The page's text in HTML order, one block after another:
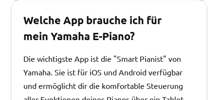
Welche App brauche ich für
mein Yamaha E-Piano?
Die wichtigste App ist die "Smart Pianist" von
Yamaha. Sie ist für iOS und Android verfügbar
und ermöglicht dir die komfortable Steuerung